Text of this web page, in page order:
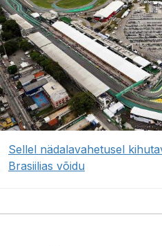
Sellel nädalavahetusel
Brasiilias võidu